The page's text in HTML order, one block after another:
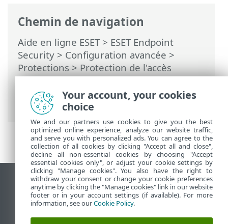
Chemin de navigation
Aide en ligne ESET> ESET Endpoint
Security > Configuration avancée >
Protections>Protection de l'accès
réseau>Pare-feu>Paramètres du mode
d'apprentissage> Boîte de dialogue - Fin
du mode d'apprentissage
Afficher le site des postes de travail
End of Life
Base de connaissances ESET
Your account, your cookies
choice
We and our partners use cookies to give you the best
optimized online experience, analyze our website traffic,
and serve you with personalized ads. You can agree to the
collection of all cookies by clicking "Accept all and close",
decline all non-essential cookies by choosing "Accept
essential cookies only", or adjust your cookie settings by
clicking "Manage cookies". You also have the right to
withdraw your consent or change your cookie preferences
anytime by clicking the "Manage cookies" link in our website
footer or in your account settings (if available). For more
information, see ourCookie Policy.